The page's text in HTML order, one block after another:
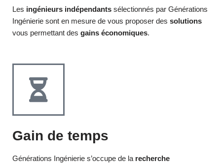
Les ingénieurs indépendants sélectionnés par Générations
Ingénierie sont en mesure de vous proposer des solutions
vous permettant des gains économiques.
Gain de temps
Générations Ingénierie s’occupe de la recherche